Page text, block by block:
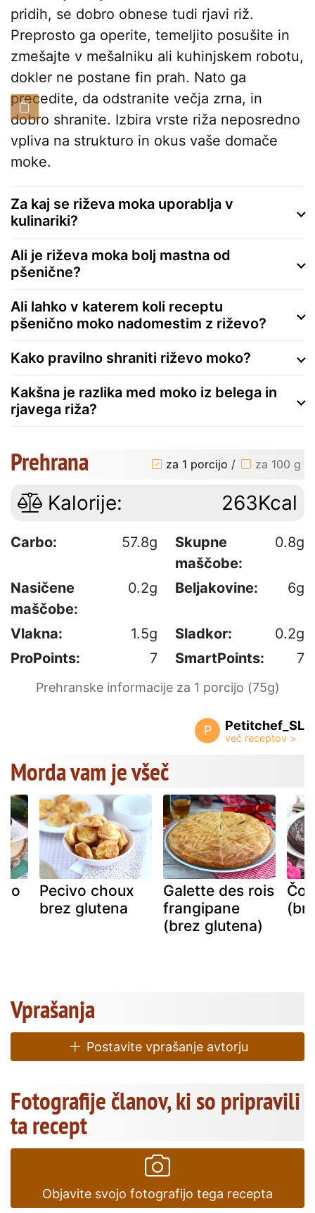
pridih, se dobro obnese tudi rjavi riž.
Preprosto ga operite, temeljito posušite in
zmešajte v mešalniku ali kuhinjskem robotu,
dokler ne postane fin prah. Nato ga
precedite, da odstranite večja zrna, in
dobro shranite. Izbira vrste riža neposredno
vpliva na strukturo in okus vaše domače
moke.
Za kaj se riževa moka uporablja v
kulinariki?
Ali je riževa moka bolj mastna od
pšenične?
Ali lahko v katerem koli receptu
pšenično moko nadomestim z riževo?
Kako pravilno shraniti riževo moko?
Kakšna je razlika med moko iz belega in
rjavega riža?
Prehrana za 1 porcijo / za 100 g
Kalorije: 263Kcal
Carbo: 57.8g
Skupne
maščobe:
0.8g
Nasičene
maščobe:
0.2g Beljakovine: 6g
Vlakna: 1.5g Sladkor:
0.2g
ProPoints:
7 SmartPoints: 7
Prehranske informacije za 1 porcijo (75g)
P Petitchef_SL
Morda vam je všeč
Pecivo choux
brez glutena
Galette des rois
frangipane
(brez glutena)
Vprašanja
Postavite vprašanje avtorju
Fotografije članov, ki so pripravili
ta recept
Objavite svojo fotografijo tega recepta